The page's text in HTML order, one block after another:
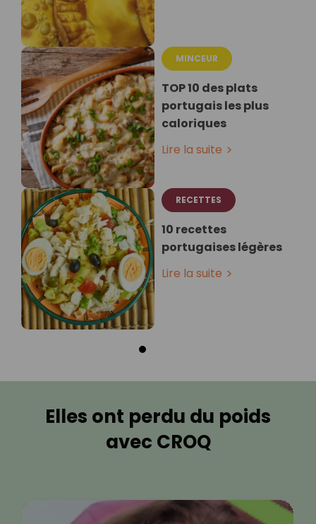
MINCEUR
TOP 10 des plats
portugais les plus
caloriques
Lire la suite
RECETTES
10 recettes
portugaises légères
Lire la suite
Elles ont perdu du poids
avec CROQ